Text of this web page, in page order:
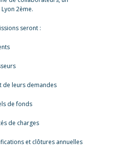
2ème.
seront :
de leurs demandes
de fonds
de charges
et clôtures annuelles